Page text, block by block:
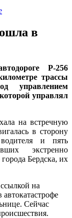
в
Р-256
трассы
управлением
управлял
на встречную
в сторону
и пять
экстренно
Бердска, их
на
Сейчас